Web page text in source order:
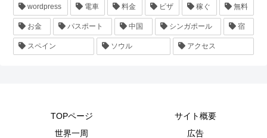
wordpress 電車 料金 ビザ 稼ぐ 無料
お金 パスポート 中国 シンガポール 宿
スペイン ソウル アクセス
TOPページ
サイト概要
世界一周
広告